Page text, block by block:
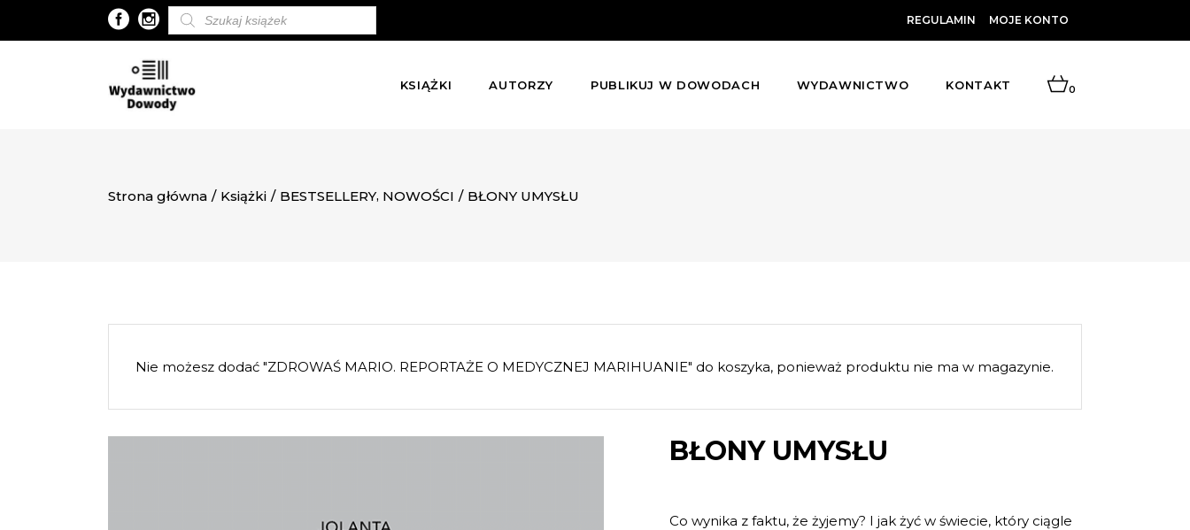
Wyszukiwarka
produktów
REGULAMIN MOJE KONTO
KSIĄŻKI AUTORZY PUBLIKUJ W DOWODACH WYDAWNICTWO KONTAKT 0
Strona główna / Książki / BESTSELLERY, NOWOŚCI / BŁONY UMYSŁU
Nie możesz dodać "ZDROWAŚ MARIO. REPORTAŻE O MEDYCZNEJ MARIHUANIE" do koszyka, ponieważ produktu nie ma w magazynie.
BŁONY UMYSŁU
Co wynika z faktu, że żyjemy? I jak żyć w świecie, który ciągle